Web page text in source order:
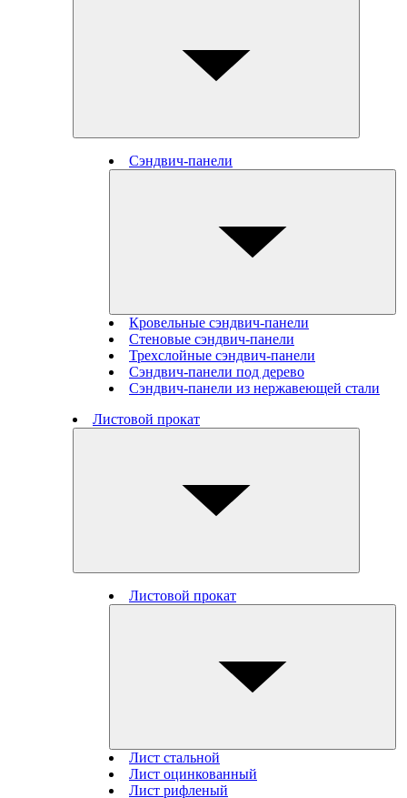
Сэндвич-панели
Кровельные сэндвич-панели
Стеновые cэндвич-панели
Трехслойные сэндвич-панели
Сэндвич-панели под дерево
Сэндвич-панели из нержавеющей стали
Листовой прокат
Листовой прокат
Лист стальной
Лист оцинкованный
Лист рифленый